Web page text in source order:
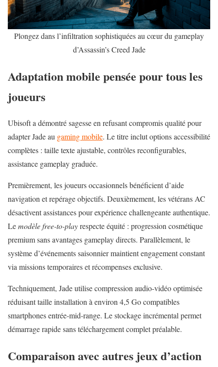
Plongez dans l’infiltration sophistiquées au cœur du gameplay
d’Assassin’s Creed Jade
Adaptation mobile pensée pour tous les
joueurs
Ubisoft a démontré sagesse en refusant compromis qualité pour
adapter Jade au gaming mobile. Le titre inclut options accessibilité
complètes : taille texte ajustable, contrôles reconfigurables,
assistance gameplay graduée.
Premièrement, les joueurs occasionnels bénéficient d’aide
navigation et repérage objectifs. Deuxièmement, les vétérans AC
désactivent assistances pour expérience challengeante authentique.
Lemodèle free-to-playrespecte équité : progression cosmétique
premium sans avantages gameplay directs. Parallèlement, le
système d’événements saisonnier maintient engagement constant
via missions temporaires et récompenses exclusive.
Techniquement, Jade utilise compression audio-vidéo optimisée
réduisant taille installation à environ 4,5 Go compatibles
smartphones entrée-mid-range. Le stockage incrémental permet
démarrage rapide sans téléchargement complet préalable.
Comparaison avec autres jeux d’action